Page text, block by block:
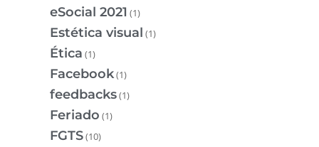
eSocial 2021 (1)
Estética visual (1)
Ética (1)
Facebook(1)
feedbacks(1)
Feriado (1)
FGTS(10)